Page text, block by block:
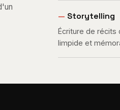
— Storytelling
Écriture de récits
limpide et